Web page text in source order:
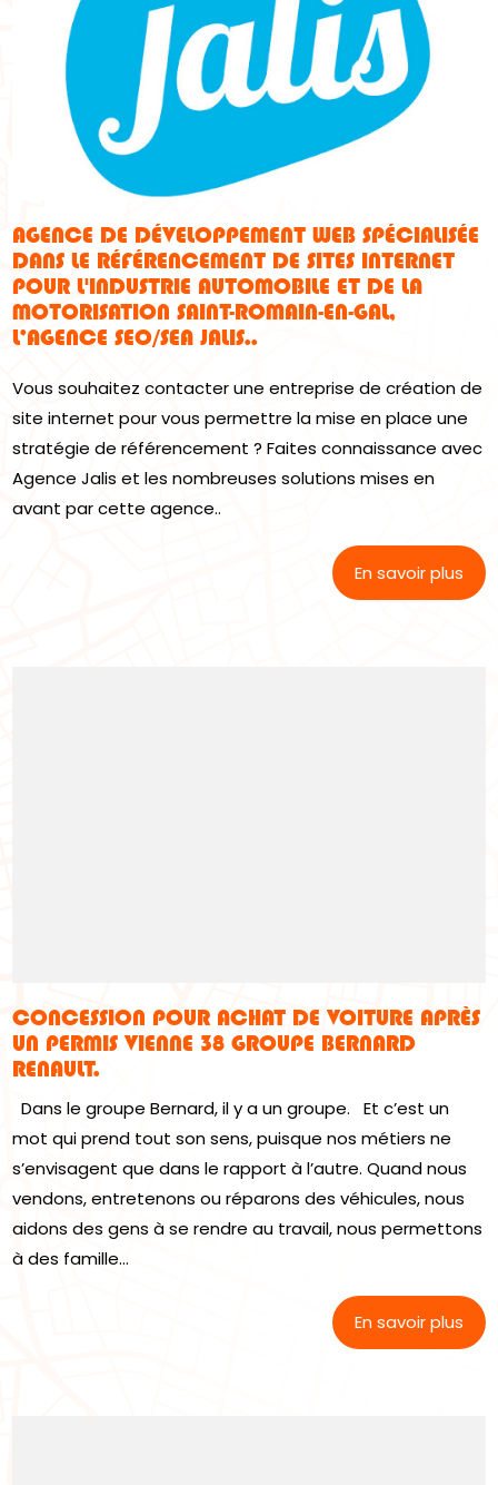
AGENCE DE DÉVELOPPEMENT WEB SPÉCIALISÉE
DANS LE RÉFÉRENCEMENT DE SITES INTERNET
POUR L'INDUSTRIE AUTOMOBILE ET DE LA
MOTORISATION SAINT-ROMAIN-EN-GAL,
L’AGENCE SEO/SEA JALIS..
Vous souhaitez contacter une entreprise de création de
site internet pour vous permettre la mise en place une
stratégie de référencement ? Faites connaissance avec
Agence Jalis et les nombreuses solutions mises en
avant par cette agence..
En savoir plus
CONCESSION POUR ACHAT DE VOITURE APRÈS
UN PERMIS VIENNE 38 GROUPE BERNARD
RENAULT.
Dans le groupe Bernard, il y a un groupe. Et c’est un
mot qui prend tout son sens, puisque nos métiers ne
s’envisagent que dans le rapport à l’autre. Quand nous
vendons, entretenons ou réparons des véhicules, nous
aidons des gens à se rendre au travail, nous permettons
à des famille...
En savoir plus